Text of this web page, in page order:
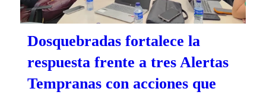
Dosquebradas fortalece la
respuesta frente a tres Alertas
Tempranas con acciones que